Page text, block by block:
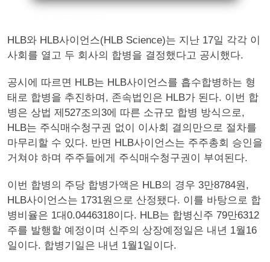
HLB와 HLB사이언스(HLB Science)는 지난 17일 각각 이
사회를 열고 두 회사의 합병을 결정했다고 공시했다.
공시에 따르면 HLB는 HLB사이언스를 흡수합병하는 형
태로 합병을 추진하며, 존속법인은 HLB가 된다. 이번 합
병은 상법 제527조의3에 따른 소규모 합병 방식으로,
HLB는 주식매수청구권 없이 이사회 결의만으로 절차를
마무리할 수 있다. 반면 HLB사이언스는 주주총회 승인을
거쳐야 하며 주주들에게 주식매수청구권이 부여된다.
이번 합병의 주당 합병가액은 HLB의 경우 3만8784원,
HLB사이언스는 1731원으로 산정됐다. 이를 바탕으로 합
병비율은 1대0.0446318이다. HLB는 합병신주 79만6312
주를 발행할 예정이며 신주의 상장예정일은 내년 1월16
일이다. 합병기일은 내년 1월1일이다.